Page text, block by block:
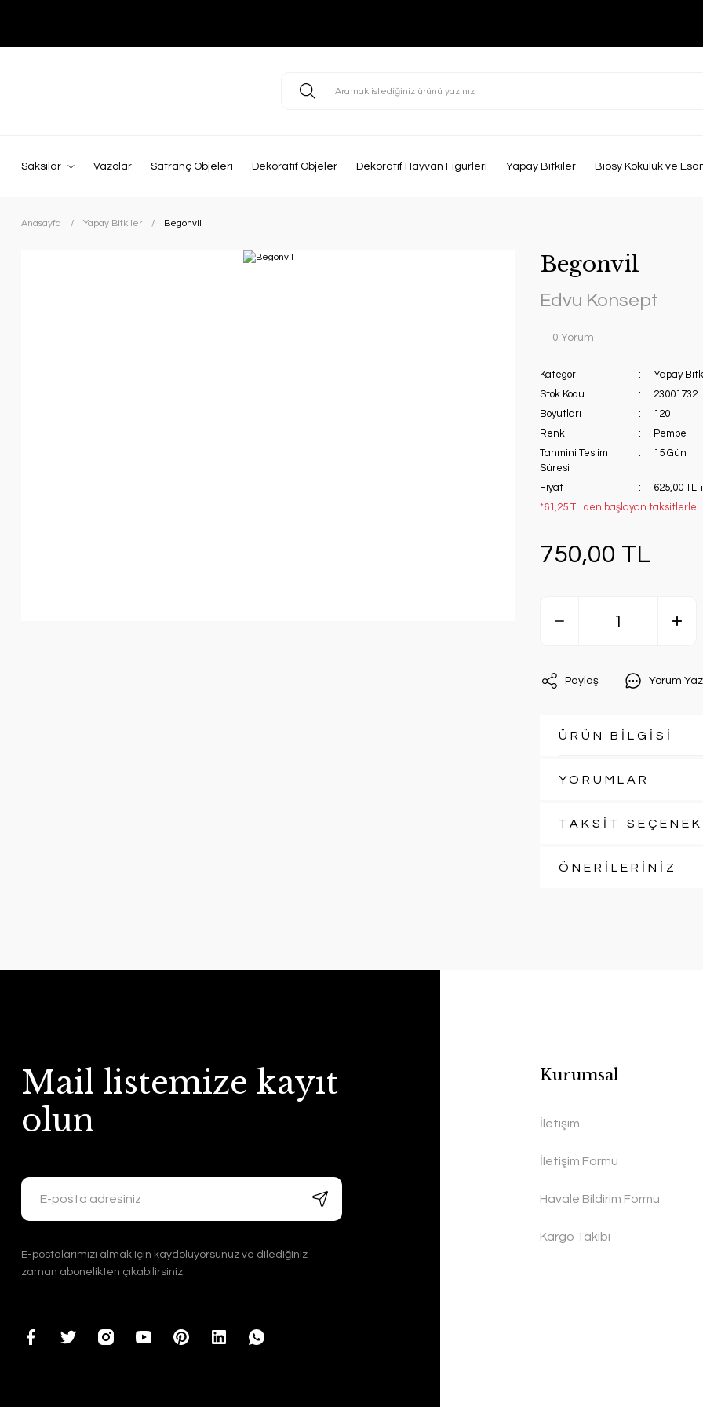
Saksılar Vazolar Satranç Objeleri Dekoratif Objeler Dekoratif Hayvan Figürleri Yapay Bitkiler Biosy Kokuluk ve
Anasayfa Yapay Bitkiler Begonvil
Begonvil
Edvu Konsept
0 Yorum
Kategori
Yapay
Stok Kodu
23001732
Boyutları
120
Renk
Pembe
Tahmini Teslim
Süresi
15 Gün
Fiyat
625,00 TL
*61,25 TL den başlayan taksitlerle!
750,00 TL
Paylaş Yorum Yaz
ÜRÜN BİLGİSİ
YORUMLAR
TAKSİT
ÖNERİLERİNİZ
Mail listemize kayıt
olun
E-postalarımızı almak için kaydoluyorsunuz ve dilediğiniz
zaman abonelikten çıkabilirsiniz.
Kurumsal
İletişim
İletişim Formu
Havale Bildirim Formu
Kargo Takibi